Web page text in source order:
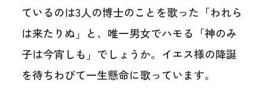
ているのは3人の博士のことを歌った「われら
は来たりぬ」と、唯一男女でハモる「神のみ
子は今宵しも」でしょうか。イエス様の降誕
を待ちわびて一生懸命に歌っています。